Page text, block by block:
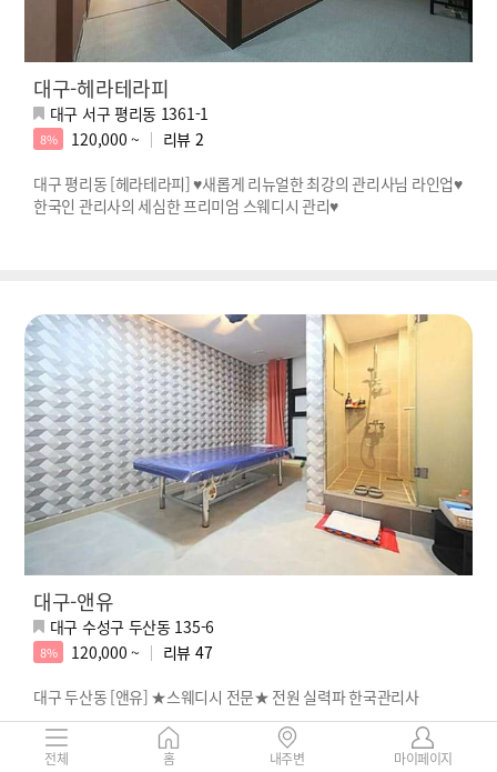
대구-헤라테라피
대구 서구 평리동 1361-1
8% 120,000 ~ 리뷰 2
대구 평리동 [헤라테라피] ♥새롭게 리뉴얼한 최강의 관리사님 라인업♥
한국인 관리사의 세심한 프리미엄 스웨디시 관리♥
대구-앤유
대구 수성구 두산동 135-6
8% 120,000 ~ 리뷰 47
대구 두산동 [앤유] ★스웨디시 전문★ 전원 실력파 한국관리사
전체 홈 내주변 마이페이지